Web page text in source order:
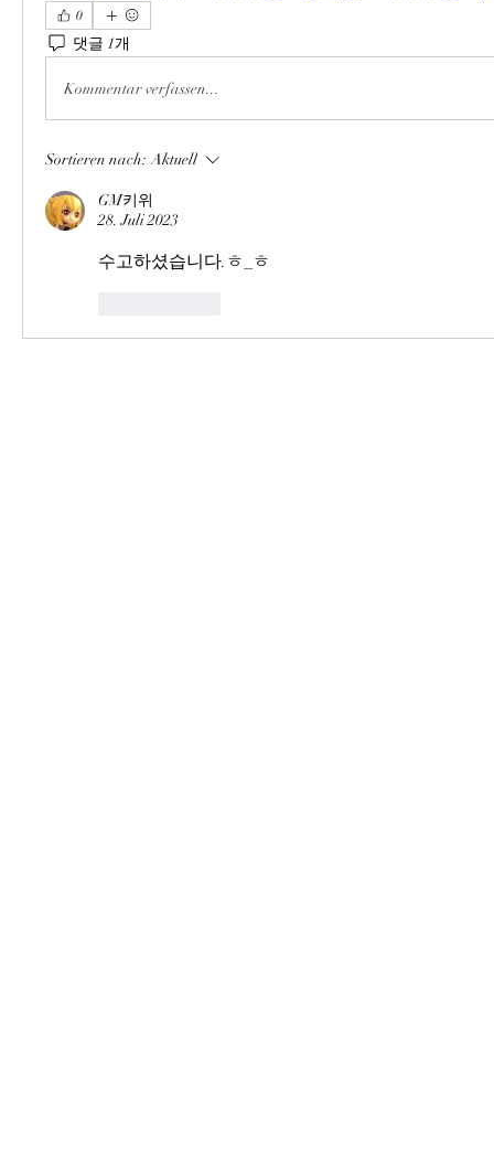
0
댓글 1개
Kommentar verfassen...
Sortieren nach: Aktuell
GM키위
28. Juli 2023
수고하셨습니다.ㅎ_ㅎ